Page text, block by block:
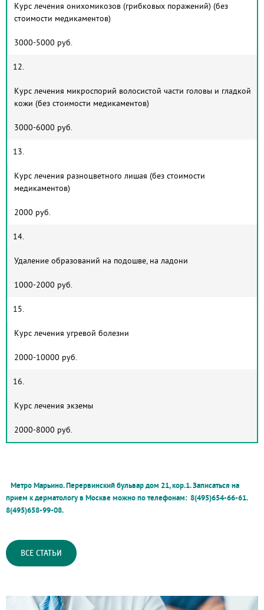
Курс лечения онихомикозов (грибковых поражений) (без
стоимости медикаментов)
3000-5000 руб.
12.
Курс лечения микроспорий волосистой части головы и гладкой
кожи (без стоимости медикаментов)
3000-6000 руб.
13.
Курс лечения разноцветного лишая (без стоимости
медикаментов)
2000 руб.
14.
Удаление образований на подошве, на ладони
1000-2000 руб.
15.
Курс лечения угревой болезни
2000-10000 руб.
16.
Курс лечения экземы
2000-8000 руб.
Метро Марьино. Перервинский бульвар дом 21, кор.1. Записаться на
прием к дерматологу в Москве можно по телефонам: 8(495)654-66-61.
8(495)658-99-08.
ВСЕ СТАТЬИ